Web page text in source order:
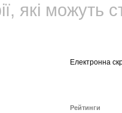
які
Електронна
Рейтинги